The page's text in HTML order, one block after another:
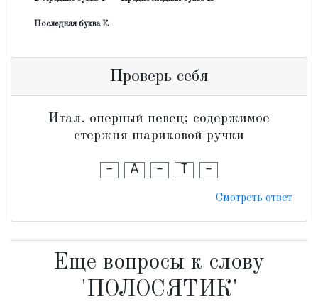
Последняя буква К
Проверь себя
Итал. оперный певец; содержимое
стержня шариковой ручки
- А - Т -
Смотреть ответ
Еще вопросы к слову
'ПОЛОСЯТИК'